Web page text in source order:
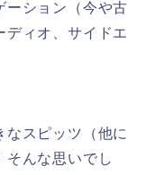
ーション（今や古
ディオ、サイドエ
スピッツ（他に
そんな思いでし